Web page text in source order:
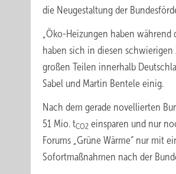
die Neugestaltung der
„Öko-Heizungen haben
haben sich in diesen
großen Teilen innerhalb
Sabel und Martin Bentele einig.
Nach dem gerade novellierten
51 Mio. tCO2 einsparen und nur
Forums „Grüne Wärme“ nur mit
Sofortmaßnahmen nach der